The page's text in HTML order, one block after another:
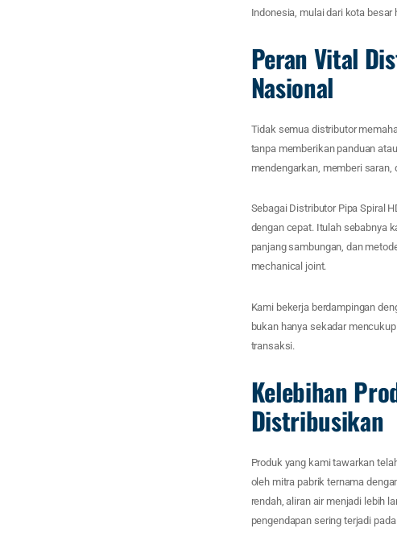
Indonesia, mulai dari kota
Peran Vital
Nasional
Tidak semua distributor
tanpa memberikan panduan
mendengarkan, memberi saran,
Sebagai Distributor Pipa Spiral
dengan cepat. Itulah sebabnya
panjang sambungan, dan
mechanical joint.
Kami bekerja berdampingan
bukan hanya sekadar
transaksi.
Kelebihan
Distribusikan
Produk yang kami tawarkan
oleh mitra pabrik ternama
rendah, aliran air menjadi lebih
pengendapan sering terjadi